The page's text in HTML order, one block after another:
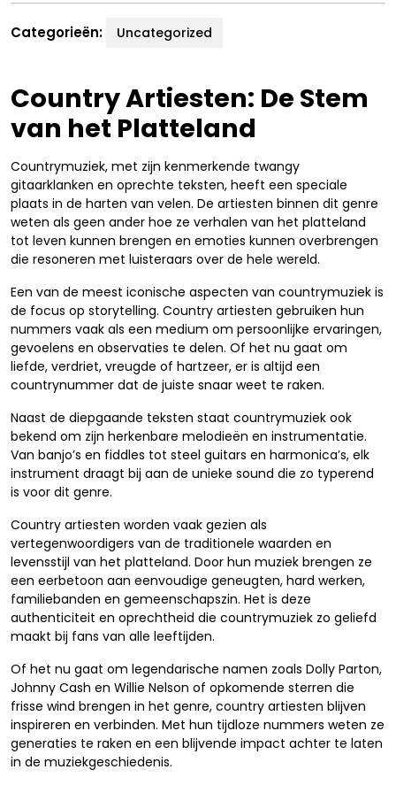
Categorieën: Uncategorized
Country Artiesten: De Stem
van het Platteland
Countrymuziek, met zijn kenmerkende twangy
gitaarklanken en oprechte teksten, heeft een speciale
plaats in de harten van velen. De artiesten binnen dit genre
weten als geen ander hoe ze verhalen van het platteland
tot leven kunnen brengen en emoties kunnen overbrengen
die resoneren met luisteraars over de hele wereld.
Een van de meest iconische aspecten van countrymuziek is
de focus op storytelling. Country artiesten gebruiken hun
nummers vaak als een medium om persoonlijke ervaringen,
gevoelens en observaties te delen. Of het nu gaat om
liefde, verdriet, vreugde of hartzeer, er is altijd een
countrynummer dat de juiste snaar weet te raken.
Naast de diepgaande teksten staat countrymuziek ook
bekend om zijn herkenbare melodieën en instrumentatie.
Van banjo’s en fiddles tot steel guitars en harmonica’s, elk
instrument draagt bij aan de unieke sound die zo typerend
is voor dit genre.
Country artiesten worden vaak gezien als
vertegenwoordigers van de traditionele waarden en
levensstijl van het platteland. Door hun muziek brengen ze
een eerbetoon aan eenvoudige geneugten, hard werken,
familiebanden en gemeenschapszin. Het is deze
authenticiteit en oprechtheid die countrymuziek zo geliefd
maakt bij fans van alle leeftijden.
Of het nu gaat om legendarische namen zoals Dolly Parton,
Johnny Cash en Willie Nelson of opkomende sterren die
frisse wind brengen in het genre, country artiesten blijven
inspireren en verbinden. Met hun tijdloze nummers weten ze
generaties te raken en een blijvende impact achter te laten
in de muziekgeschiedenis.